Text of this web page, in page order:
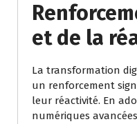
et de la
La transformation
un renforcement
leur réactivité. En
numériques